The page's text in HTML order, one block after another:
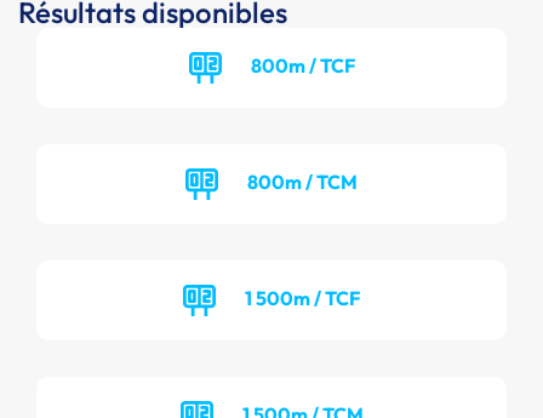
Résultats disponibles
800m / TCF
800m / TCM
1 500m / TCF